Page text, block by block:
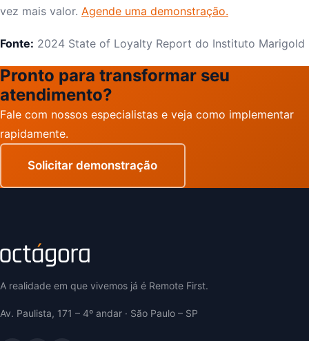
vez mais valor. Agende uma demonstração.
Fonte: 2024 State of Loyalty Report do Instituto Marigold
Pronto para transformar seu
atendimento?
Fale com nossos especialistas e veja como implementar
rapidamente.
Solicitar demonstração
A realidade em que vivemos já é Remote First.
Av. Paulista, 171 – 4º andar · São Paulo – SP